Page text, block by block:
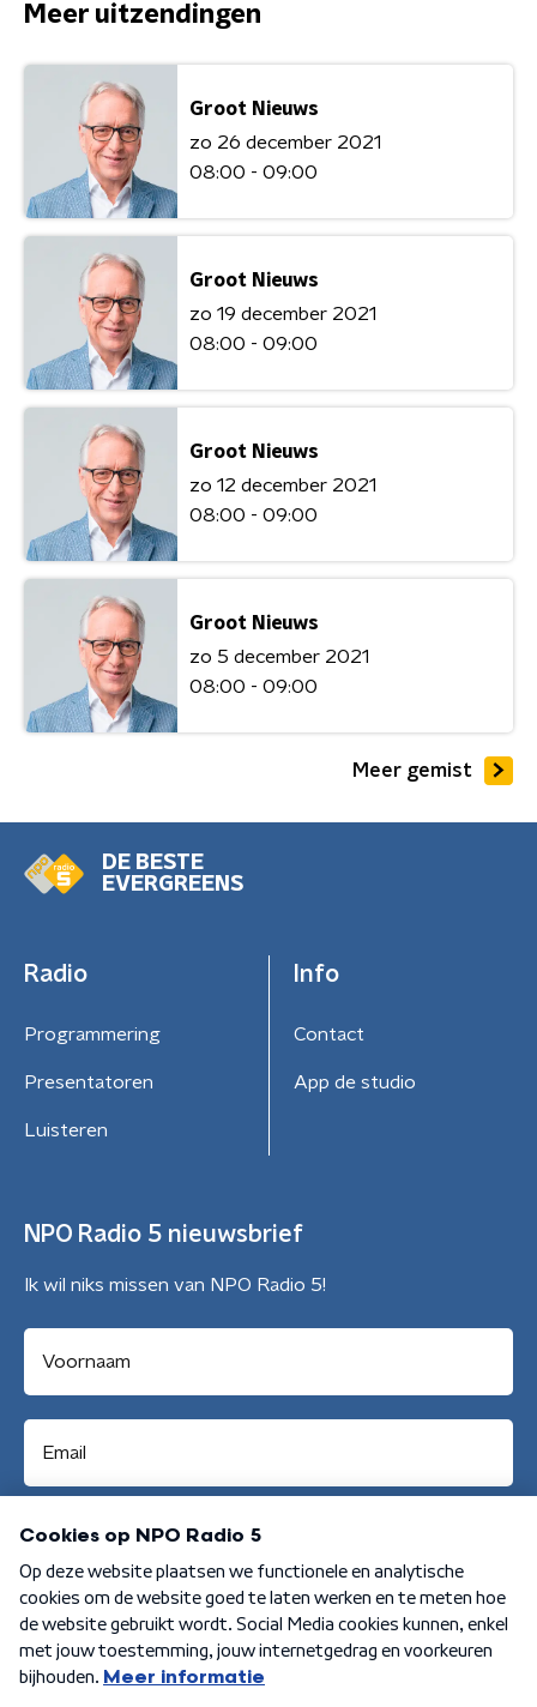
Meer uitzendingen
Groot Nieuws
zo 26 december 2021
08:00 - 09:00
Groot Nieuws
zo 19 december 2021
08:00 - 09:00
Groot Nieuws
zo 12 december 2021
08:00 - 09:00
Groot Nieuws
zo 5 december 2021
08:00 - 09:00
Meer gemist
DE BESTE
EVERGREENS
Radio
Programmering
Presentatoren
Luisteren
Info
Contact
App de studio
NPO Radio 5 nieuwsbrief
Ik wil niks missen van NPO Radio 5!
Aanmelden
Algemene voorwaarden